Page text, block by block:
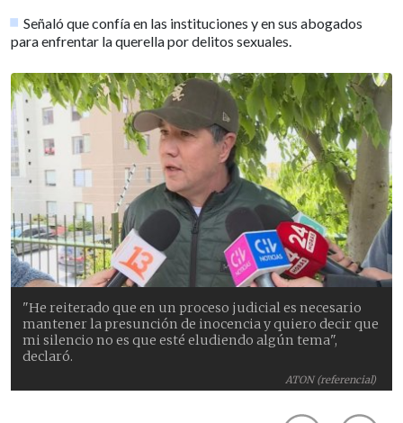
Señaló que confía en las instituciones y en sus abogados
para enfrentar la querella por delitos sexuales.
ATON (referencial)
"He reiterado que en un proceso judicial es necesario
mantener la presunción de inocencia y quiero decir que
mi silencio no es que esté eludiendo algún tema",
declaró.